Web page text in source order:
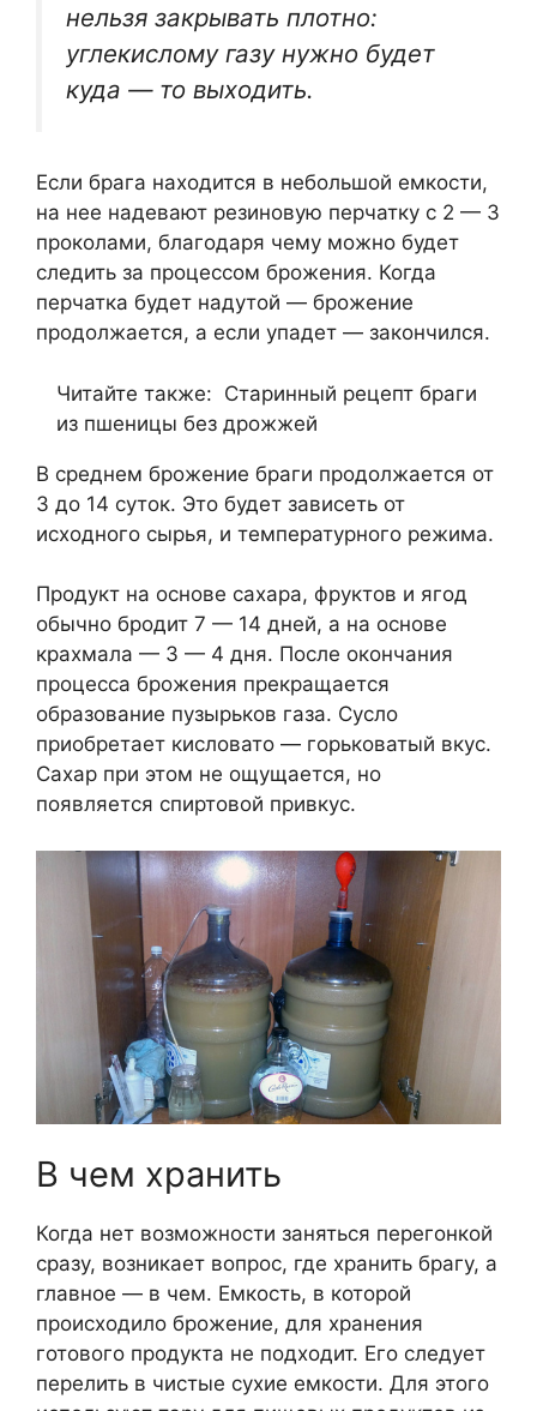
нельзя закрывать плотно:
углекислому газу нужно будет
куда — то выходить.
Если брага находится в небольшой емкости,
на нее надевают резиновую перчатку с 2 — 3
проколами, благодаря чему можно будет
следить за процессом брожения. Когда
перчатка будет надутой — брожение
продолжается, а если упадет — закончился.
Читайте также: Старинный рецепт браги
из пшеницы без дрожжей
В среднем брожение браги продолжается от
3 до 14 суток. Это будет зависеть от
исходного сырья, и температурного режима.
Продукт на основе сахара, фруктов и ягод
обычно бродит 7 — 14 дней, а на основе
крахмала — 3 — 4 дня. После окончания
процесса брожения прекращается
образование пузырьков газа. Сусло
приобретает кисловато — горьковатый вкус.
Сахар при этом не ощущается, но
появляется спиртовой привкус.
В чем хранить
Когда нет возможности заняться перегонкой
сразу, возникает вопрос, где хранить брагу, а
главное — в чем. Емкость, в которой
происходило брожение, для хранения
готового продукта не подходит. Его следует
перелить в чистые сухие емкости. Для этого